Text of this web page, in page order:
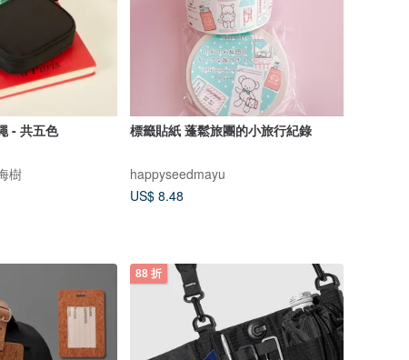
- 共五色
樹
標籤貼紙 蓬鬆旅團的小旅行紀錄
happyseedmayu
US$ 8.48
88 折